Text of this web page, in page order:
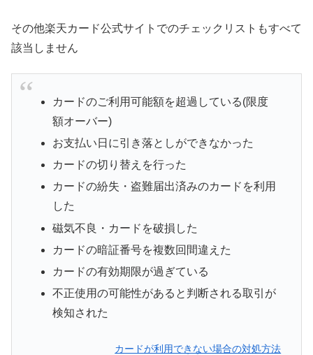
その他楽天カード公式サイトでのチェックリストもすべて
該当しません
カードのご利用可能額を超過している(限度
額オーバー)
お支払い日に引き落としができなかった
カードの切り替えを行った
カードの紛失・盗難届出済みのカードを利用
した
磁気不良・カードを破損した
カードの暗証番号を複数回間違えた
カードの有効期限が過ぎている
不正使用の可能性があると判断される取引が
検知された
カードが利用できない場合の対処方法